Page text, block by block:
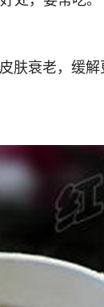
衰老，缓解